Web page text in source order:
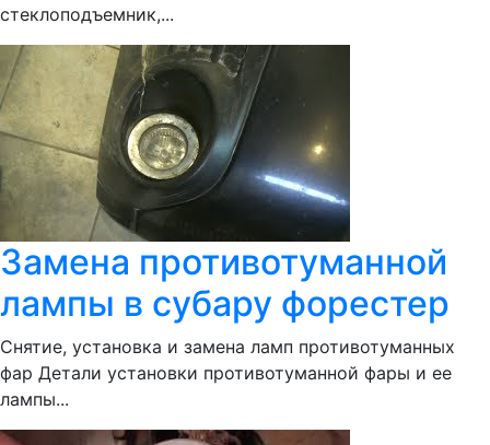
стеклоподъемник,...
Замена противотуманной
лампы в субару форестер
Снятие, установка и замена ламп противотуманных
фар Детали установки противотуманной фары и ее
лампы...